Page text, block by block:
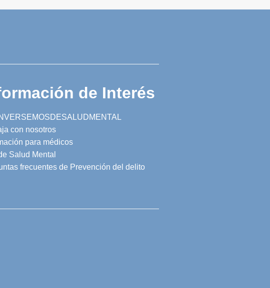
de Interés
con nosotros
para médicos
Salud Mental
frecuentes de Prevención del delito